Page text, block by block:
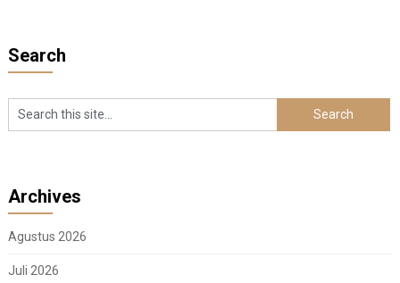
Search
Archives
Agustus 2026
Juli 2026